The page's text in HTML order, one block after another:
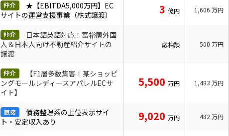
★【EBITDA5,000万円】EC
サイトの運営支援事業（株式譲渡）
3 億円 1,606 万円
日本語英語対応！富裕層外国
人＆日本人向け不動産紹介サイトの
譲渡
応相談 500 万円
【F1層多数集客！某ショッピ
ングモールレディースアパレルECサ
イト】
5,500 万円 1,483 万円
債務整理系の上位表示サイ
ト・安定収入あり
9,020 万円 482 万円